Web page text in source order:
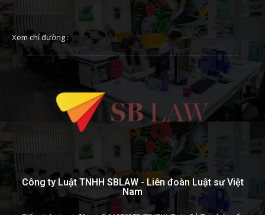
Xem chỉ đường :
Công ty Luật TNHH SBLAW - Liên đoàn Luật sư Việt
Nam